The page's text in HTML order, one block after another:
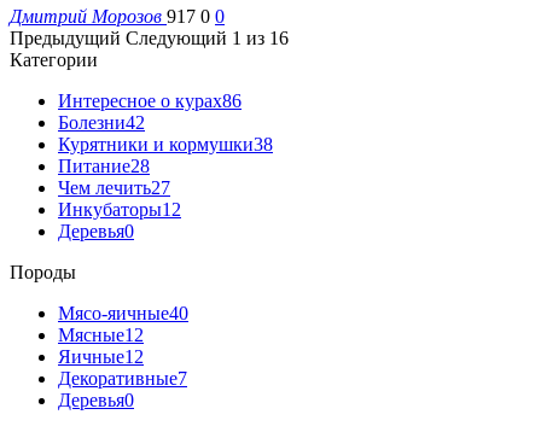
Дмитрий Морозов 917 0 0
Предыдущий Следующий 1 из 16
Категории
Интересное о курах86
Болезни42
Курятники и кормушки38
Питание28
Чем лечить27
Инкубаторы12
Деревья0
Породы
Мясо-яичные40
Мясные12
Яичные12
Декоративные7
Деревья0